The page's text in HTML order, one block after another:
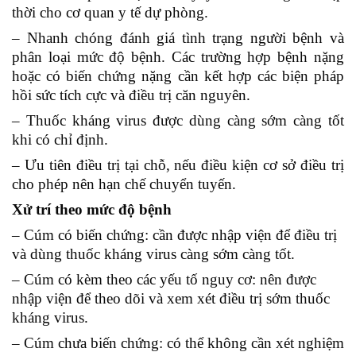
thời cho cơ quan y tế dự phòng.
– Nhanh chóng đánh giá tình trạng người bệnh và
phân loại mức độ bệnh. Các trường hợp bệnh nặng
hoặc có biến chứng nặng cần kết hợp các biện pháp
hồi sức tích cực và điều trị căn nguyên.
– Thuốc kháng virus được dùng càng sớm càng tốt
khi có chỉ định.
– Ưu tiên điều trị tại chỗ, nếu điều kiện cơ sở điều trị
cho phép nên hạn chế chuyển tuyến.
Xử trí theo mức độ bệnh
– Cúm có biến chứng: cần được nhập viện để điều trị
và dùng thuốc kháng virus càng sớm càng tốt.
– Cúm có kèm theo các yếu tố nguy cơ: nên được
nhập viện để theo dõi và xem xét điều trị sớm thuốc
kháng virus.
– Cúm chưa biến chứng: có thể không cần xét nghiệm